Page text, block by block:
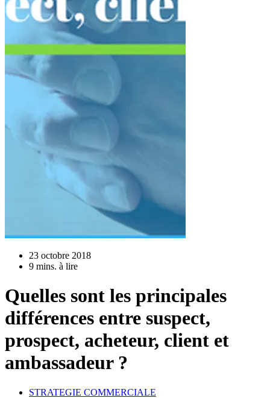
23 octobre 2018
9 mins. à lire
Quelles sont les principales
différences entre suspect,
prospect, acheteur, client et
ambassadeur ?
STRATEGIE COMMERCIALE